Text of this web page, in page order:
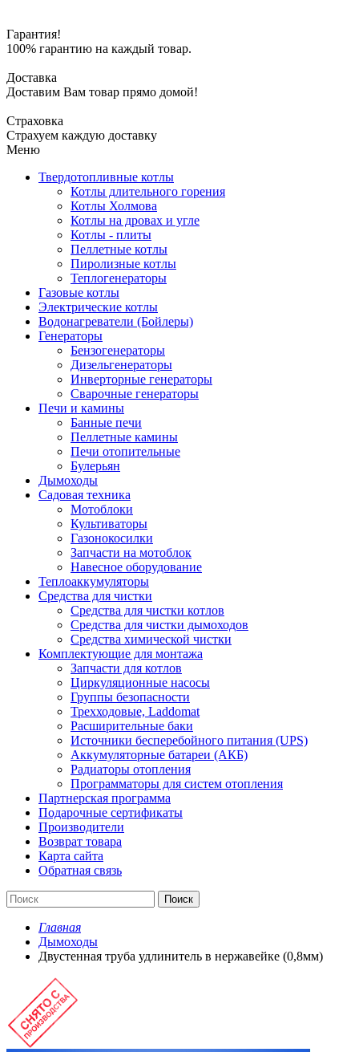
Гарантия!
100% гарантию на каждый товар.
Доставка
Доставим Вам товар прямо домой!
Страховка
Страхуем каждую доставку
Меню
Твердотопливные котлы
Котлы длительного горения
Котлы Холмова
Котлы на дровах и угле
Котлы - плиты
Пеллетные котлы
Пиролизные котлы
Теплогенераторы
Газовые котлы
Электрические котлы
Водонагреватели (Бойлеры)
Генераторы
Бензогенераторы
Дизельгенераторы
Инверторные генераторы
Сварочные генераторы
Печи и камины
Банные печи
Пеллетные камины
Печи отопительные
Булерьян
Дымоходы
Садовая техника
Мотоблоки
Культиваторы
Газонокосилки
Запчасти на мотоблок
Навесное оборудование
Теплоаккумуляторы
Средства для чистки
Средства для чистки котлов
Средства для чистки дымоходов
Средства химической чистки
Комплектующие для монтажа
Запчасти для котлов
Циркуляционные насосы
Группы безопасности
Трехходовые, Laddomat
Расширительные баки
Источники бесперебойного питания (UPS)
Аккумуляторные батареи (АКБ)
Радиаторы отопления
Программаторы для систем отопления
Партнерская программа
Подарочные сертификаты
Производители
Возврат товара
Карта сайта
Обратная связь
Поиск
Главная
Дымоходы
Двустенная труба удлинитель в нержавейке (0,8мм)